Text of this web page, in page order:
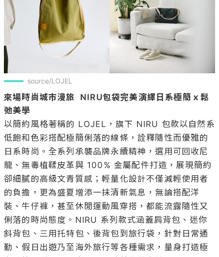
source/LOJEL
來場時尚城市漫旅  NIRU包袋完美演繹日系極簡ｘ鬆
弛美學
以簡約風格著稱的 LOJEL，旗下 NIRU 包款以自然系
低飽和色彩搭配極簡俐落的線條，詮釋隨性而優雅的
日系時尚。全系列承襲品牌永續精神，選用可回收尼
龍、無毒植鞣皮革與 100% 金屬配件打造，展現簡約
卻細膩的高級文青質感；輕量化設計不僅減輕使用者
的負擔，更為盛夏增添一抹清新氣息，無論搭配洋
裝、牛仔褲，甚至休閒運動風穿搭，都能流露隨性又
俐落的時尚態度。NIRU 系列款式涵蓋肩背包、迷你
斜背包、三用托特包、後背包到旅行袋，針對日常通
勤、假日出遊乃至海外旅行等各種需求，量身打造極